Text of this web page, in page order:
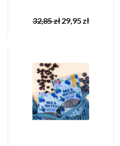
32,85 zł29,95 zł